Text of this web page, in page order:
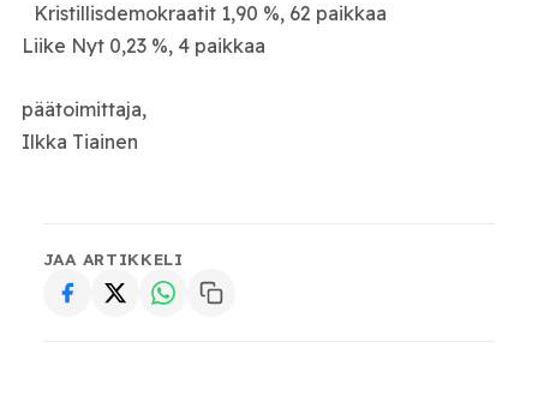
Kristillisdemokraatit 1,90 %, 62 paikkaa
Liike Nyt 0,23 %, 4 paikkaa
päätoimittaja,
Ilkka Tiainen
JAA ARTIKKELI